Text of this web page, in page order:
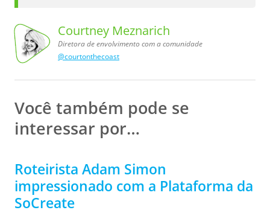
Courtney
Meznarich,
Diretora
de envolvimento
com
a comunidade
Courtney Meznarich
Diretora de envolvimento com a comunidade
@courtonthecoast
Você também pode se
interessar por…
Roteirista Adam Simon
impressionado com a Plataforma da
SoCreate